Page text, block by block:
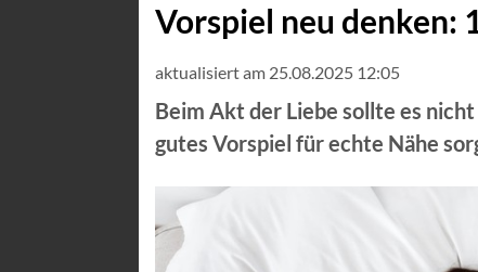
Vorspiel neu denken:
aktualisiert am 25.08.2025 12:05
Beim Akt der Liebe sollte es
gutes Vorspiel für echte Nähe